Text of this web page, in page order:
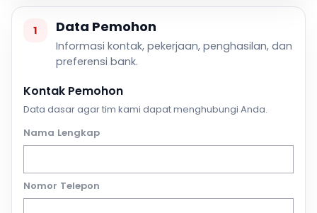
1 Data Pemohon
Informasi kontak, pekerjaan, penghasilan, dan
preferensi bank.
Kontak Pemohon
Data dasar agar tim kami dapat menghubungi Anda.
Nama Lengkap
Nomor Telepon